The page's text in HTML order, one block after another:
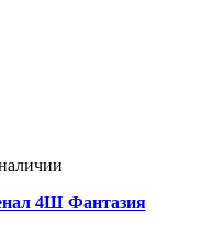
4Ш Фантазия